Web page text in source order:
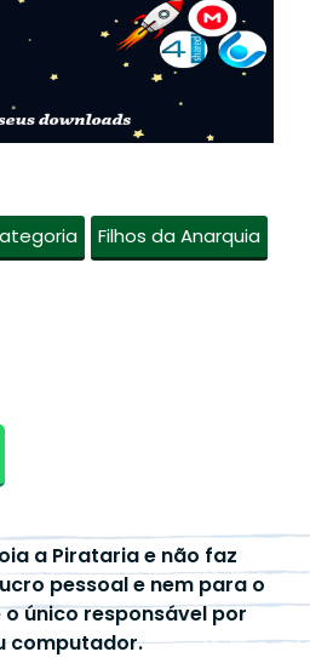
Filhos da Anarquia
a Pirataria e não faz
pessoal e nem para o
único responsável por
computador.